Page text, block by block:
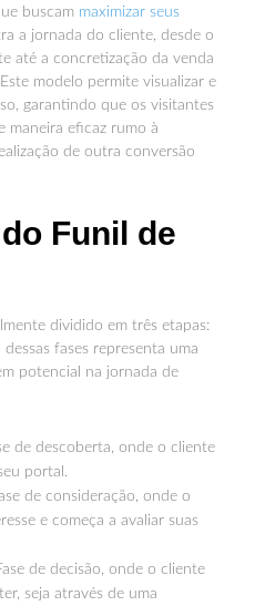
buscam maximizar seus
a jornada do cliente, desde o
até a concretização da venda
modelo permite visualizar e
garantindo que os visitantes
maneira eficaz rumo à
de outra conversão
Funil de
dividido em três etapas:
fases representa uma
potencial na jornada de
de descoberta, onde o cliente
portal.
de consideração, onde o
e começa a avaliar suas
de decisão, onde o cliente
seja através de uma